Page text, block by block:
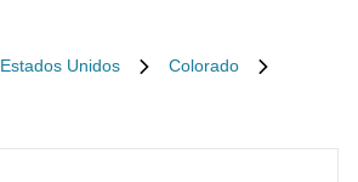
Estados Unidos
Colorado